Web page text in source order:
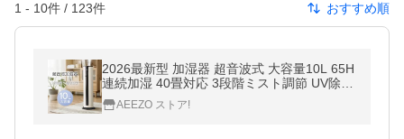
1 - 10件 / 123件 おすすめ順
2026最新型 加湿器 超音波式 大容量10L 65H
連続加湿 40畳対応 3段階ミスト調節 UV除菌
切タイマー 恒湿 睡眠モード 空焚き防止 上部
給水 寝室 静音 省エネ
AEEZO ストア!